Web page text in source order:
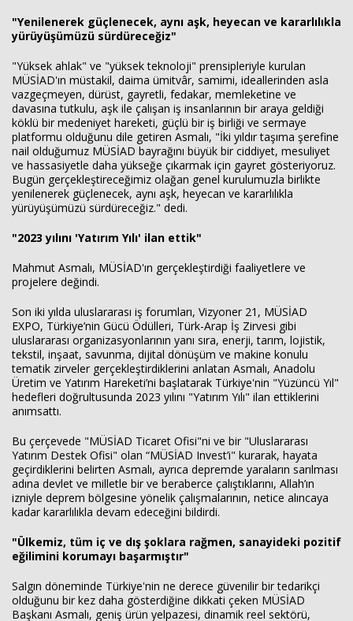
"Yenilenerek güçlenecek, aynı aşk, heyecan ve kararlılıkla
yürüyüşümüzü sürdüreceğiz"
"Yüksek ahlak" ve "yüksek teknoloji" prensipleriyle kurulan
MÜSİAD'ın müstakil, daima ümitvâr, samimi, ideallerinden asla
vazgeçmeyen, dürüst, gayretli, fedakar, memleketine ve
davasına tutkulu, aşk ile çalışan iş insanlarının bir araya geldiği
köklü bir medeniyet hareketi, güçlü bir iş birliği ve sermaye
platformu olduğunu dile getiren Asmalı, "İki yıldır taşıma şerefine
nail olduğumuz MÜSİAD bayrağını büyük bir ciddiyet, mesuliyet
ve hassasiyetle daha yükseğe çıkarmak için gayret gösteriyoruz.
Bugün gerçekleştireceğimiz olağan genel kurulumuzla birlikte
yenilenerek güçlenecek, aynı aşk, heyecan ve kararlılıkla
yürüyüşümüzü sürdüreceğiz." dedi.
"2023 yılını 'Yatırım Yılı' ilan ettik"
Mahmut Asmalı, MÜSİAD'ın gerçekleştirdiği faaliyetlere ve
projelere değindi.
Son iki yılda uluslararası iş forumları, Vizyoner 21, MÜSİAD
EXPO, Türkiye’nin Gücü Ödülleri, Türk-Arap İş Zirvesi gibi
uluslararası organizasyonlarının yanı sıra, enerji, tarım, lojistik,
tekstil, inşaat, savunma, dijital dönüşüm ve makine konulu
tematik zirveler gerçekleştirdiklerini anlatan Asmalı, Anadolu
Üretim ve Yatırım Hareketi’ni başlatarak Türkiye'nin "Yüzüncü Yıl"
hedefleri doğrultusunda 2023 yılını "Yatırım Yılı" ilan ettiklerini
anımsattı.
Bu çerçevede "MÜSİAD Ticaret Ofisi"ni ve bir "Uluslararası
Yatırım Destek Ofisi" olan “MÜSİAD Invest’i" kurarak, hayata
geçirdiklerini belirten Asmalı, ayrıca depremde yaraların sarılması
adına devlet ve milletle bir ve beraberce çalıştıklarını, Allah’ın
izniyle deprem bölgesine yönelik çalışmalarının, netice alıncaya
kadar kararlılıkla devam edeceğini bildirdi.
"Ülkemiz, tüm iç ve dış şoklara rağmen, sanayideki pozitif
eğilimini korumayı başarmıştır"
Salgın döneminde Türkiye'nin ne derece güvenilir bir tedarikçi
olduğunu bir kez daha gösterdiğine dikkati çeken MÜSİAD
Başkanı Asmalı, geniş ürün yelpazesi, dinamik reel sektörü,